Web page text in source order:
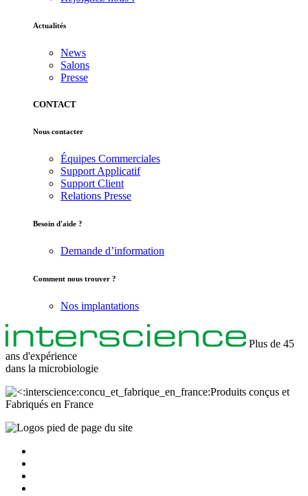
Actualités
News
Salons
Presse
CONTACT
Nous contacter
Équipes Commerciales
Support Applicatif
Support Client
Relations Presse
Besoin d'aide ?
Demande d’information
Comment nous trouver ?
Nos implantations
Plus de 45
ans d'expérience
dans la microbiologie
Produits conçus et
Fabriqués en France